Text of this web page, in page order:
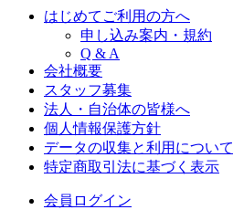
はじめてご利用の方へ
申し込み案内・規約
Q & A
会社概要
スタッフ募集
法人・自治体の皆様へ
個人情報保護方針
データの収集と利用について
特定商取引法に基づく表示
会員ログイン